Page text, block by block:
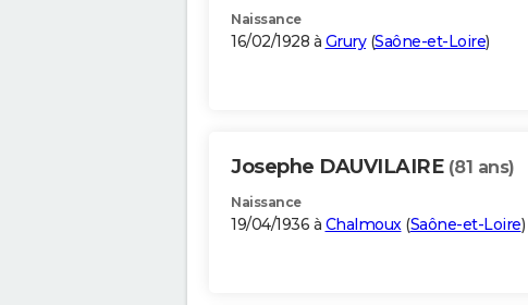
Naissance
16/02/1928 à Grury(Saône-et-Loire)
Josephe DAUVILAIRE (81 ans)
Naissance
19/04/1936 à Chalmoux(Saône-et-Loire)